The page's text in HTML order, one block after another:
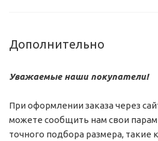
Дополнительно
Уважаемые наши покупатели!
При оформлении заказа через
можете сообщить нам свои
точного подбора размера, такие